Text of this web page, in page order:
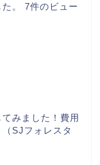
。 7件のビュー
みました！費用
SJフォレスタ